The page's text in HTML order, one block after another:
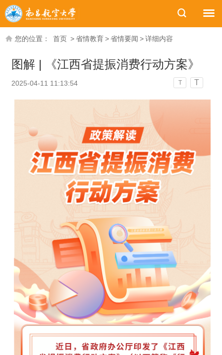
您的位置： 首页 >省情教育>省情要闻 >详细内容
图解 | 《江西省提振消费行动方案》
2025-04-11 11:13:54 T T